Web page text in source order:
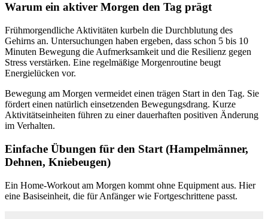
Warum ein aktiver Morgen den Tag prägt
Frühmorgendliche Aktivitäten kurbeln die Durchblutung des
Gehirns an. Untersuchungen haben ergeben, dass schon 5 bis 10
Minuten Bewegung die Aufmerksamkeit und die Resilienz gegen
Stress verstärken. Eine regelmäßige Morgenroutine beugt
Energielücken vor.
Bewegung am Morgen vermeidet einen trägen Start in den Tag. Sie
fördert einen natürlich einsetzenden Bewegungsdrang. Kurze
Aktivitätseinheiten führen zu einer dauerhaften positiven Änderung
im Verhalten.
Einfache Übungen für den Start (Hampelmänner,
Dehnen, Kniebeugen)
Ein Home-Workout am Morgen kommt ohne Equipment aus. Hier
eine Basiseinheit, die für Anfänger wie Fortgeschrittene passt.